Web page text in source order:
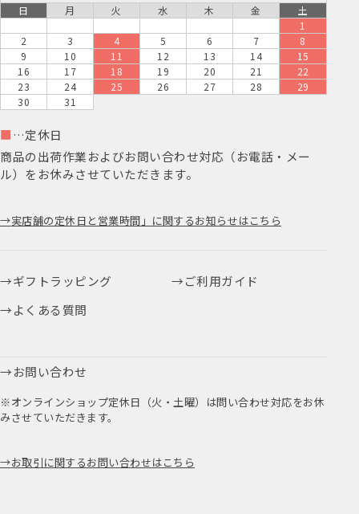
日 月 火 水 木 金
土
1
2
3 4 5 6 7
8
9
10 11 12 13 14
15
16
17 18 19 20 21
22
23
24 25 26 27 28
29
30
31
■ …定休日
商品の出荷作業およびお問い合わせ対応（お電話・メー
ル）をお休みさせていただきます。
実店舗の定休日と営業時間」に関するお知らせはこちら
ギフトラッピング
ご利用ガイド
よくある質問
お問い合わせ
※オンラインショップ定休日（火・土曜）は問い合わせ対応をお休
みさせていただきます。
お取引に関するお問い合わせはこちら